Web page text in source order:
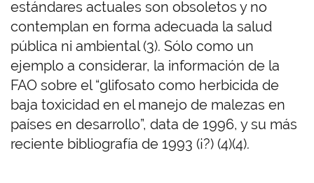
estándares actuales son obsoletos y no
contemplan en forma adecuada la salud
pública ni ambiental (3). Sólo como un
ejemplo a considerar, la información de la
FAO sobre el “glifosato como herbicida de
baja toxicidad en el manejo de malezas en
países en desarrollo”, data de 1996, y su más
reciente bibliografía de 1993 (¡?) (4)(4).